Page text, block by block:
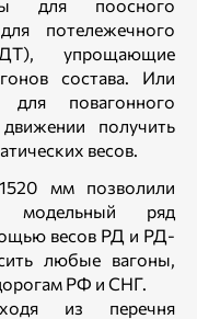
для поосного
потележечного
упрощающие
состава. Или
повагонного
получить
весов.
мм позволили
модельный ряд
весов РД и РД-
любые вагоны,
РФ и СНГ.
из перечня